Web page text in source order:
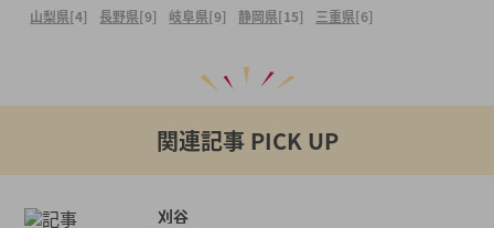
山梨県[4] 長野県[9] 岐阜県[9] 静岡県[15] 三重県[6]
関連記事 PICK UP
刈谷